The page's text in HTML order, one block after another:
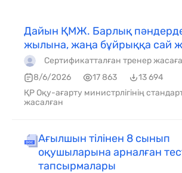
Дайын ҚМЖ. Барлық
жылына, жаңа бұйрыққа сай
Сертификатталған тренер
8/6/2026
17 863
13 694
ҚР Оқу-ағарту министрлігінің
жасалған
Ағылшын тілінен 8 сынып
оқушыларына арналған
тапсырмалары